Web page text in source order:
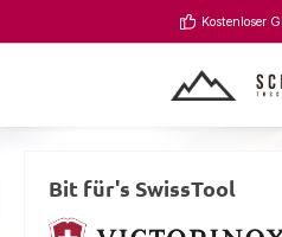
Kostenloser
Bit für's SwissTool